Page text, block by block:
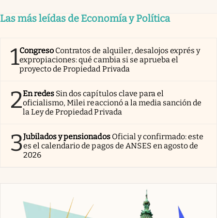
Las más leídas de Economía y Política
1Congreso Contratos de alquiler, desalojos exprés y
expropiaciones: qué cambia si se aprueba el
proyecto de Propiedad Privada
2En redes Sin dos capítulos clave para el
oficialismo, Milei reaccionó a la media sanción de
la Ley de Propiedad Privada
3Jubilados y pensionados Oficial y confirmado: este
es el calendario de pagos de ANSES en agosto de
2026